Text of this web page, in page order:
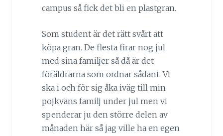
campus så fick det bli en plastgran.
Som student är det rätt svårt att
köpa gran. De flesta firar nog jul
med sina familjer så då är det
föräldrarna som ordnar sådant. Vi
ska i och för sig åka iväg till min
pojkväns familj under jul men vi
spenderar ju den större delen av
månaden här så jag ville ha en egen